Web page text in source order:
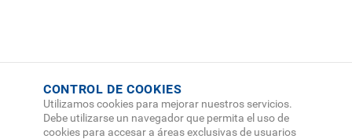
CONTROL DE COOKIES
Utilizamos cookies para mejorar nuestros servicios.
Debe utilizarse un navegador que permita el uso de
cookies para accesar a áreas exclusivas de usuarios